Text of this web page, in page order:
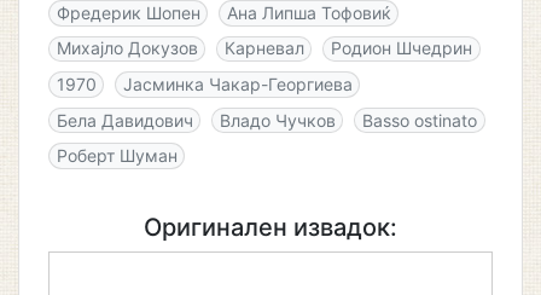
Фредерик Шопен
Ана Липша Тофовиќ
Михајло Докузов
Карневал
Родион Шчедрин
1970
Јасминка Чакар-Георгиева
Бела Давидович
Владо Чучков
Basso ostinato
Роберт Шуман
Оригинален извадок: